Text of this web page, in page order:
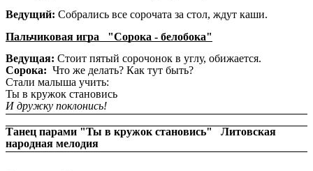
Ведущий: Собрались все сорочата за стол, ждут каши.
Пальчиковая игра "Сорока - белобока"
Ведущая: Стоит пятый сорочонок в углу, обижается.
Сорока: Что же делать? Как тут быть?
Стали малыша учить:
Ты в кружок становись
И дружку поклонись!
Танец парами "Ты в кружок становись" Литовская
народная мелодия